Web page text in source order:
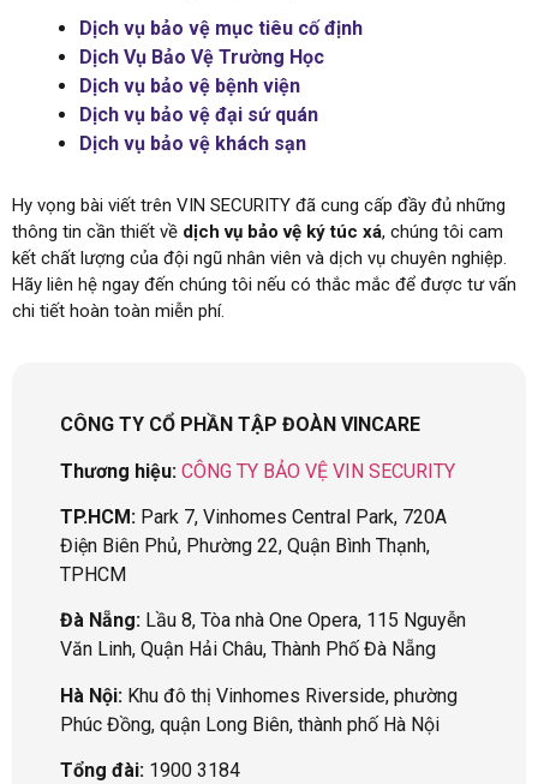
Dịch vụ bảo vệ mục tiêu cố định
Dịch Vụ Bảo Vệ Trường Học
Dịch vụ bảo vệ bệnh viện
Dịch vụ bảo vệ đại sứ quán
Dịch vụ bảo vệ khách sạn
Hy vọng bài viết trên VIN SECURITY đã cung cấp đầy đủ những
thông tin cần thiết về dịch vụ bảo vệ ký túc xá, chúng tôi cam
kết chất lượng của đội ngũ nhân viên và dịch vụ chuyên nghiệp.
Hãy liên hệ ngay đến chúng tôi nếu có thắc mắc để được tư vấn
chi tiết hoàn toàn miễn phí.
CÔNG TY CỔ PHẦN TẬP ĐOÀN VINCARE
Thương hiệu: CÔNG TY BẢO VỆ VIN SECURITY
TP.HCM: Park 7, Vinhomes Central Park, 720A
Điện Biên Phủ, Phường 22, Quận Bình Thạnh,
TPHCM
Đà Nẵng: Lầu 8, Tòa nhà One Opera, 115 Nguyễn
Văn Linh, Quận Hải Châu, Thành Phố Đà Nẵng
Hà Nội: Khu đô thị Vinhomes Riverside, phường
Phúc Đồng, quận Long Biên, thành phố Hà Nội
Tổng đài: 1900 3184